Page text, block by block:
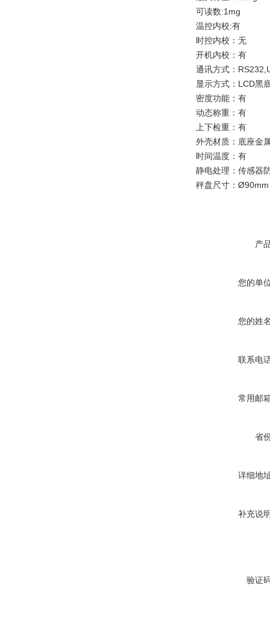
可读数:1mg
温控内校:有
时控内校：无
开机内校： 有
通讯方式：
显示方式： LCD黑
密度功能：有
动态称重：有
上下检重：有
外壳材质：底座金
时间温度：有
静电处理： 传感器
秤盘尺寸： Ø90mm
产
您的单
您的姓
联系电
常用邮
省
详细地
补充说
验证